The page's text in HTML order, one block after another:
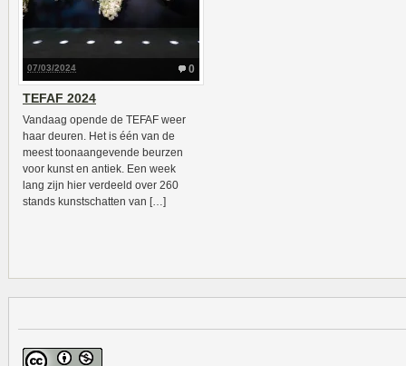
0
07/03/2024
TEFAF 2024
Vandaag opende de TEFAF weer
haar deuren. Het is één van de
meest toonaangevende beurzen
voor kunst en antiek. Een week
lang zijn hier verdeeld over 260
stands kunstschatten van […]